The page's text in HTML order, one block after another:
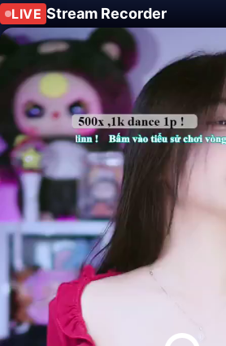
LIVE Stream Recorder